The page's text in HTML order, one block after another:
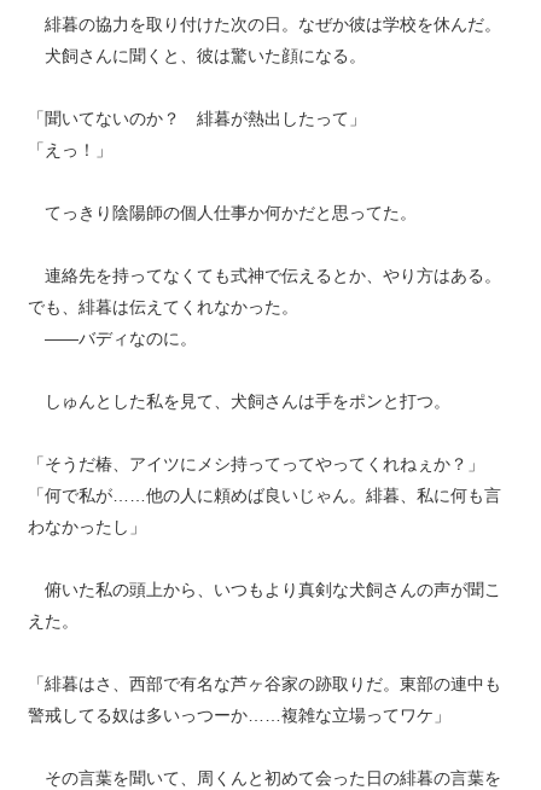
緋暮の協力を取り付けた次の日。なぜか彼は学校を休んだ。
犬飼さんに聞くと、彼は驚いた顔になる。
「聞いてないのか？ 緋暮が熱出したって」
「えっ！」
てっきり陰陽師の個人仕事か何かだと思ってた。
連絡先を持ってなくても式神で伝えるとか、やり方はある。
でも、緋暮は伝えてくれなかった。
――バディなのに。
しゅんとした私を見て、犬飼さんは手をポンと打つ。
「そうだ椿、アイツにメシ持ってってやってくれねぇか？」
「何で私が……他の人に頼めば良いじゃん。緋暮、私に何も言
わなかったし」
俯いた私の頭上から、いつもより真剣な犬飼さんの声が聞こ
えた。
「緋暮はさ、西部で有名な芦ヶ谷家の跡取りだ。東部の連中も
警戒してる奴は多いっつーか……複雑な立場ってワケ」
その言葉を聞いて、周くんと初めて会った日の緋暮の言葉を